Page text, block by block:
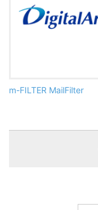
m-FILTER MailFilter